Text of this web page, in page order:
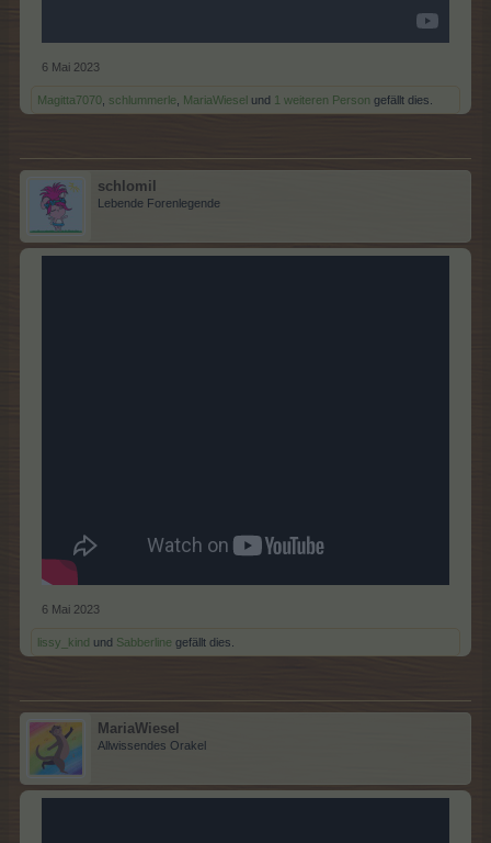
6 Mai 2023
Magitta7070 schlummerle MariaWiesel und 1 weiteren Person gefällt dies.
schlomil
Lebende Forenlegende
6 Mai 2023
lissy_kind und Sabberline gefällt dies.
MariaWiesel
Allwissendes Orakel